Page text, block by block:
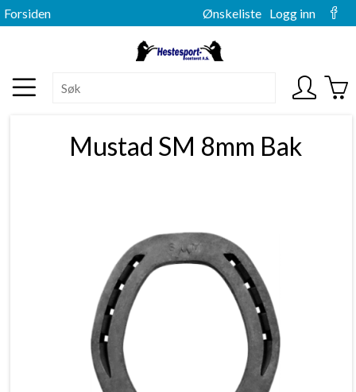
Forsiden Ønskeliste Logg inn
Mustad SM 8mm Bak